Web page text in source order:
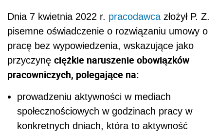
Dnia 7 kwietnia 2022 r. pracodawca złożył P. Z.
pisemne oświadczenie o rozwiązaniu umowy o
pracę bez wypowiedzenia, wskazujące jako
przyczynę ciężkie naruszenie obowiązków
pracowniczych, polegające na:
prowadzeniu aktywności w mediach
społecznościowych w godzinach pracy w
konkretnych dniach, która to aktywność